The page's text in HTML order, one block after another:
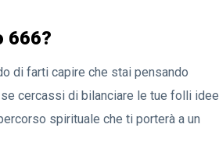
666?
di farti capire che stai pensando
cercassi di bilanciare le tue folli idee
spirituale che ti porterà a un